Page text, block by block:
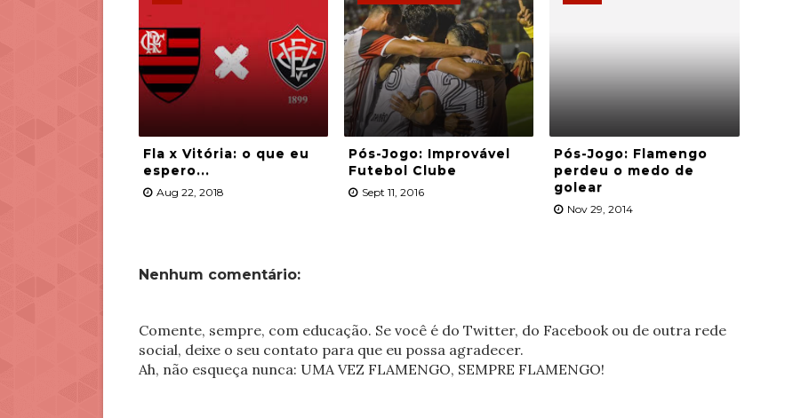
Fla x Vitória: o que eu
espero...
Aug 22, 2018
Pós-Jogo: Improvável
Futebol Clube
Sept 11, 2016
Pós-Jogo: Flamengo
perdeu o medo de
golear
Nov 29, 2014
Nenhum comentário:
Comente, sempre, com educação. Se você é do Twitter, do Facebook ou de outra rede
social, deixe o seu contato para que eu possa agradecer.
Ah, não esqueça nunca: UMA VEZ FLAMENGO, SEMPRE FLAMENGO!